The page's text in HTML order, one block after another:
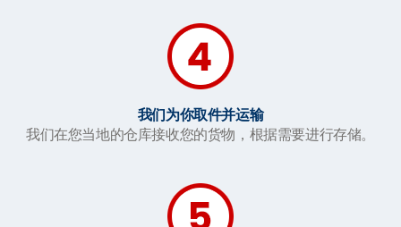
我们为你取件并运输
我们在您当地的仓库接收您的货物，根据需要进行存储。